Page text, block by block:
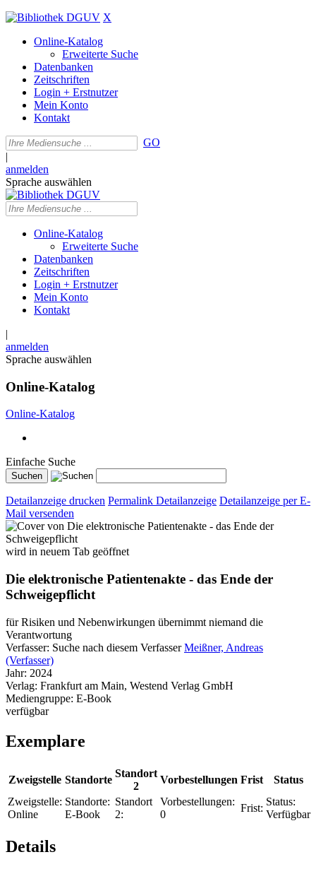
X
Online-Katalog
Erweiterte Suche
Datenbanken
Zeitschriften
Login + Erstnutzer
Mein Konto
Kontakt
GO
|
anmelden
Sprache auswählen
Online-Katalog
Erweiterte Suche
Datenbanken
Zeitschriften
Login + Erstnutzer
Mein Konto
Kontakt
|
anmelden
Sprache auswählen
Online-Katalog
Online-Katalog
Einfache Suche
Detailanzeige drucken Permalink Detailanzeige Detailanzeige per E-
Mail versenden
wird in neuem Tab geöffnet
Die elektronische Patientenakte - das Ende der
Schweigepflicht
für Risiken und Nebenwirkungen übernimmt niemand die
Verantwortung
Verfasser: Suche nach diesem Verfasser Meißner, Andreas
(Verfasser)
Jahr: 2024
Verlag: Frankfurt am Main, Westend Verlag GmbH
Mediengruppe: E-Book
verfügbar
Exemplare
Zweigstelle Standorte
Standort
2
Vorbestellungen Frist
Status
Zweigstelle:
Online
Standorte:
E-Book
Standort
2:
Vorbestellungen:
0
Frist:
Status:
Verfügbar
Details